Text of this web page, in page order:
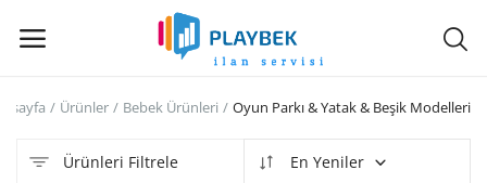
Sat
Ürünler Bebek Ürünleri Oyun Parkı & Yatak & Beşik Modelleri
Ürünleri Filtrele En Yeniler